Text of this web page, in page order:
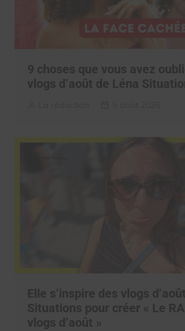
9 choses que vous avez
vlogs d’août de Léna
Elle s’inspire des vlogs
Situations pour créer « Le
vlogs d’août »